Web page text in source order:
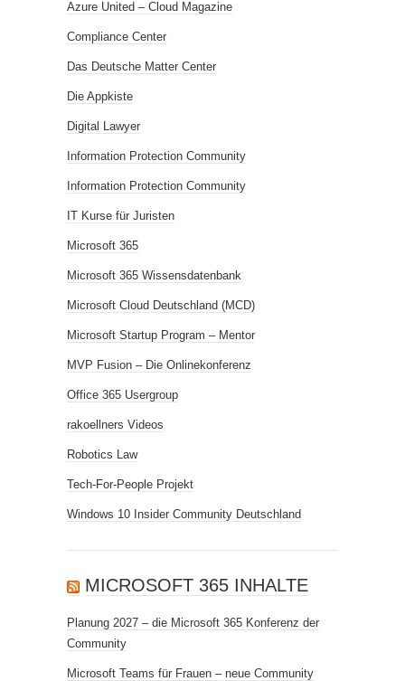
Azure United – Cloud Magazine
Compliance Center
Das Deutsche Matter Center
Die Appkiste
Digital Lawyer
Information Protection Community
Information Protection Community
IT Kurse für Juristen
Microsoft 365
Microsoft 365 Wissensdatenbank
Microsoft Cloud Deutschland (MCD)
Microsoft Startup Program – Mentor
MVP Fusion – Die Onlinekonferenz
Office 365 Usergroup
rakoellners Videos
Robotics Law
Tech-For-People Projekt
Windows 10 Insider Community Deutschland
MICROSOFT 365 INHALTE
Planung 2027 – die Microsoft 365 Konferenz der
Community
Microsoft Teams für Frauen – neue Community